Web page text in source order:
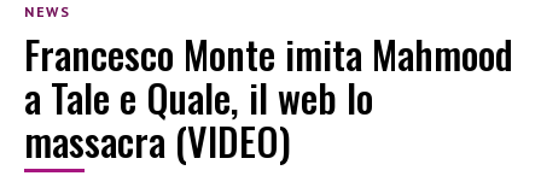
NEWS
Francesco Monte imita Mahmood
a Tale e Quale, il web lo
massacra (VIDEO)